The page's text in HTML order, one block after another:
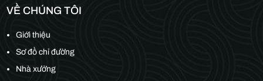
VỀ CHÚNG TÔI
Giới thiệu
Sơ đồ chỉ đường
Nhà xưởng